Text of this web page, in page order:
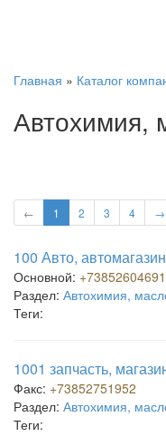
Главная » Каталог
Автохимия,
← 1 2 3 4 →
100 Авто, автомагазин
Основной: +73852604691
Раздел: Автохимия,
Теги:
1001 запчасть,
Факс: +73852751952
Раздел: Автохимия,
Теги: